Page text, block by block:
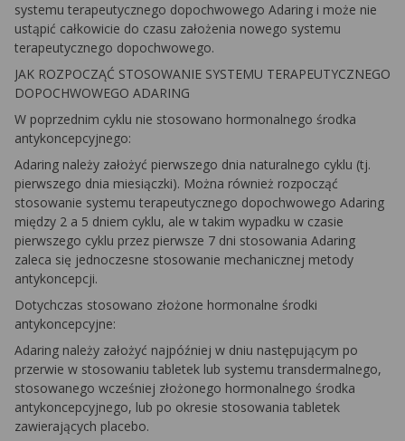
systemu terapeutycznego dopochwowego Adaring i może nie
ustąpić całkowicie do czasu założenia nowego systemu
terapeutycznego dopochwowego.
JAK ROZPOCZĄĆ STOSOWANIE SYSTEMU TERAPEUTYCZNEGO
DOPOCHWOWEGO ADARING
W poprzednim cyklu nie stosowano hormonalnego środka
antykoncepcyjnego:
Adaring należy założyć pierwszego dnia naturalnego cyklu (tj.
pierwszego dnia miesiączki). Można również rozpocząć
stosowanie systemu terapeutycznego dopochwowego Adaring
między 2 a 5 dniem cyklu, ale w takim wypadku w czasie
pierwszego cyklu przez pierwsze 7 dni stosowania Adaring
zaleca się jednoczesne stosowanie mechanicznej metody
antykoncepcji.
Dotychczas stosowano złożone hormonalne środki
antykoncepcyjne:
Adaring należy założyć najpóźniej w dniu następującym po
przerwie w stosowaniu tabletek lub systemu transdermalnego,
stosowanego wcześniej złożonego hormonalnego środka
antykoncepcyjnego, lub po okresie stosowania tabletek
zawierających placebo.